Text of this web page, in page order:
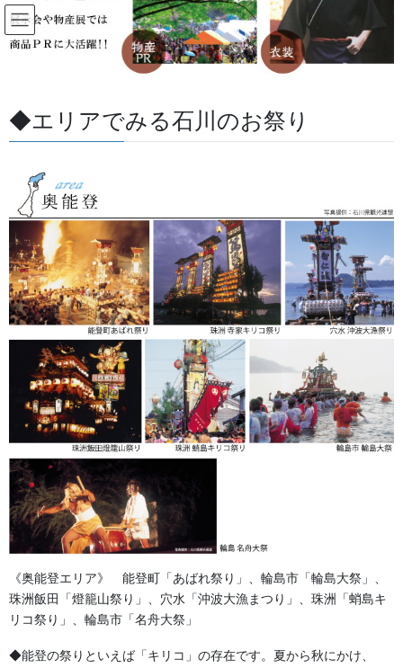
コ
ン
テ
移
動
ナ
ビ
ゲ
ン
に
How to order オリジナル 法被の
ご注文の流れ
step1
ご来店またはお電話、当サイトお問い合わせフォームより
ご連絡下さい.
076-237-8888
電話でのお問い合わせはこちら
メールでのお問い合わせ
お気軽にお問い合わせください
◆エリアでみる石川のお祭り
《奥能登エリア》 能登町「あばれ祭り」、輪島市「輪島大祭」、
珠洲飯田「燈籠山祭り」、穴水「沖波大漁まつり」、珠洲「蛸島キ
リコ祭り」、輪島市「名舟大祭」
◆能登の祭りといえば「キリコ」の存在です。夏から秋にかけ、